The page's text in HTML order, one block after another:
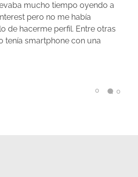
mucho tiempo oyendo a
pero no me había
de hacerme perfil. Entre otras
tenía smartphone con una
0 0